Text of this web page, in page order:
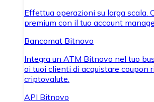
Effettua operazioni su larga scala.
premium con il tuo account
Bancomat Bitnovo
Integra un ATM Bitnovo nel tuo
ai tuoi clienti di acquistare coupon
criptovalute.
API Bitnovo